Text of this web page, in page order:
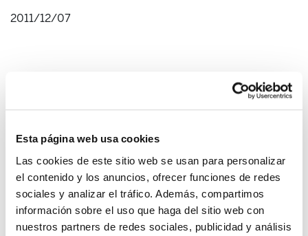
Esta página web usa cookies
Las cookies de este sitio web se usan para personalizar
el contenido y los anuncios, ofrecer funciones de redes
sociales y analizar el tráfico. Además, compartimos
información sobre el uso que haga del sitio web con
nuestros partners de redes sociales, publicidad y análisis
2011/12/07
Bideo hau ikusi ahal izateko marketing-cookieak onartu
behar dituzu.